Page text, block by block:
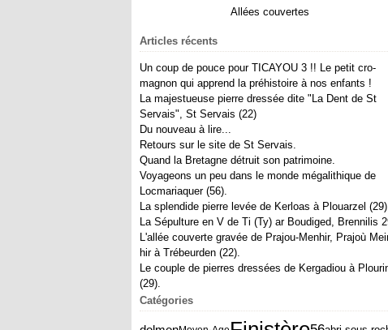
Allées couvertes
Articles récents
Un coup de pouce pour TICAYOU 3 !! Le petit cro-
magnon qui apprend la préhistoire à nos enfants !
La majestueuse pierre dressée dite "La Dent de St
Servais", St Servais (22)
Du nouveau à lire...
Retours sur le site de St Servais.
Quand la Bretagne détruit son patrimoine.
Voyageons un peu dans le monde mégalithique de
Locmariaquer (56).
La splendide pierre levée de Kerloas à Plouarzel
La Sépulture en V de Ti (Ty) ar Boudiged, Brennilis
L'allée couverte gravée de Prajou-Menhir, Prajoù
hir à Trébeurden (22).
Le couple de pierres dressées de Kergadiou à
(29).
Catégories